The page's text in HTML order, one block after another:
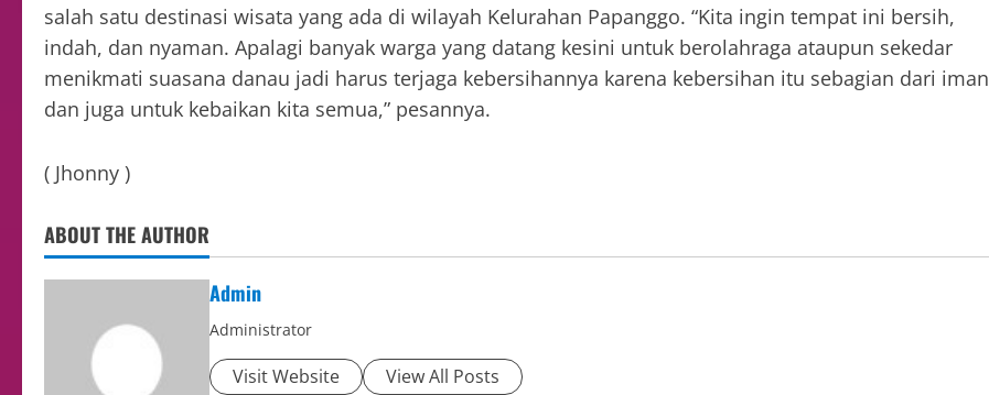
salah satu destinasi wisata yang ada di wilayah Kelurahan Papanggo. “Kita ingin tempat ini bersih,
indah, dan nyaman. Apalagi banyak warga yang datang kesini untuk berolahraga ataupun sekedar
menikmati suasana danau jadi harus terjaga kebersihannya karena kebersihan itu sebagian dari iman
dan juga untuk kebaikan kita semua,” pesannya.
( Jhonny )
ABOUT THE AUTHOR
Admin
Administrator
Visit Website View All Posts